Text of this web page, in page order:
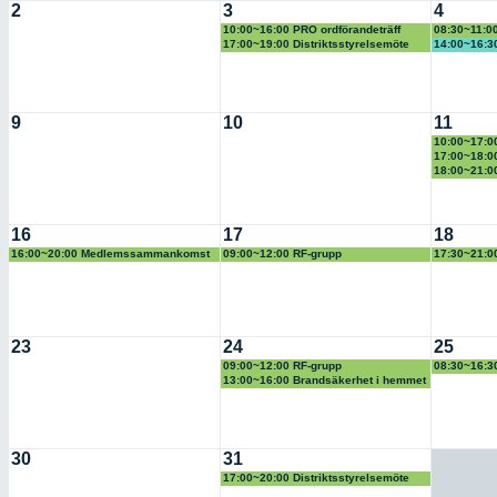
2 3
10:00~16:00 PRO ordförandeträff
17:00~19:00 Distriktsstyrelsemöte
4
9 10 11
16
16:00~20:00 Medlemssammankomst
Hörselskadades förening
17
09:00~12:00 RF-grupp
18
23 24
09:00~12:00 RF-grupp
13:00~16:00 Brandsäkerhet i hemmet
25
30 31
17:00~20:00 Distriktsstyrelsemöte